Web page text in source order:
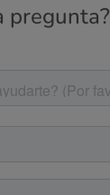
pregunta?